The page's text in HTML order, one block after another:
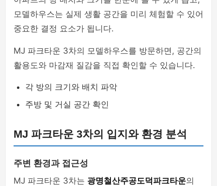
모델하우스는 실제 생활 공간을 미리 체험할 수 있어
중요한 결정 요소가 됩니다.
MJ 파크타운 3차의 모델하우스를 방문하면, 공간의
활용도와 마감재 질감을 직접 확인할 수 있습니다.
각 방의 크기와 배치 파악
주방 및 거실 공간 확인
MJ 파크타운 3차의 입지와 환경 분석
주변 환경과 접근성
MJ 파크타운 3차는 광명철산주공도덕파크타운의